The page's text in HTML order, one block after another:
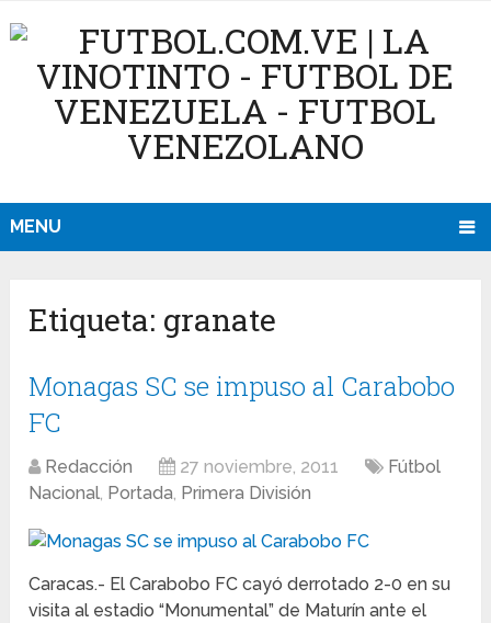
MENU
Etiqueta: granate
Monagas SC se impuso al Carabobo
FC
Redacción 27 noviembre, 2011
Fútbol
Nacional, Portada, Primera División
Caracas.- El Carabobo FC cayó derrotado 2-0 en su
visita al estadio “Monumental” de Maturín ante el